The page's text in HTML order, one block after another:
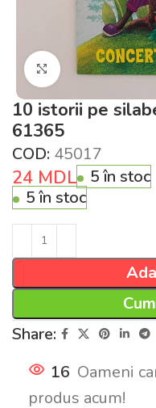
Click pentru a
10 istorii pe
61365
COD: 45017
24 MDL
5 în stoc
5 în stoc
Share:
16 Oameni
produs acum!